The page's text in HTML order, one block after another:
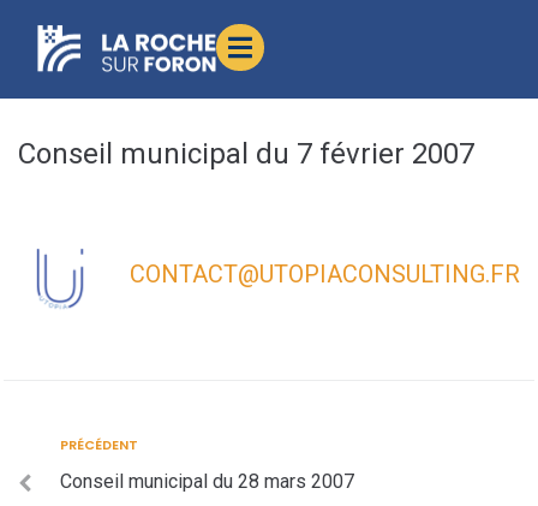
principal
Conseil municipal du 7 février 2007
CONTACT@UTOPIACONSULTING.FR
PRÉCÉDENT
Conseil municipal du 28 mars 2007